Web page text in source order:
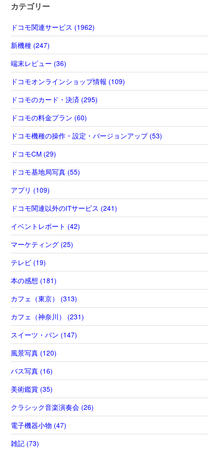
カテゴリー
ドコモ関連サービス (1962)
新機種 (247)
端末レビュー (36)
ドコモオンラインショップ情報 (109)
ドコモのカード・決済 (295)
ドコモの料金プラン (60)
ドコモ機種の操作・設定・バージョンアップ (53)
ドコモCM (29)
ドコモ基地局写真 (55)
アプリ (109)
ドコモ関連以外のITサービス (241)
イベントレポート (42)
マーケティング (25)
テレビ (19)
本の感想 (181)
カフェ（東京） (313)
カフェ（神奈川） (231)
スイーツ・パン (147)
風景写真 (120)
バス写真 (16)
美術鑑賞 (35)
クラシック音楽演奏会 (26)
電子機器小物 (47)
雑記 (73)